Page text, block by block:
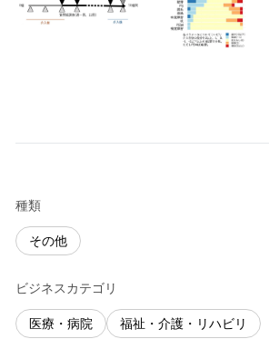
種類
その他
ビジネスカテゴリ
医療・病院 福祉・介護・リハビリ